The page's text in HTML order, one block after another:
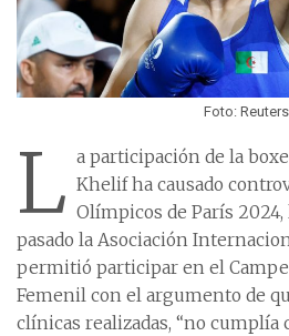
Foto:
L a participación de la
Khelif ha causado
Olímpicos de París
pasado la Asociación
permitió participar en el
Femenil con el argumento de
clínicas realizadas, “no cumplía